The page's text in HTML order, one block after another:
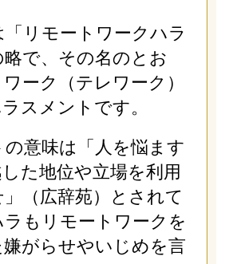
「リモートワークハラ
で、その名のとお
ーク（テレワーク）
スメントです。
意味は「人を悩ます
た地位や立場を利用
（広辞苑）とされて
もリモートワークを
がらせやいじめを言